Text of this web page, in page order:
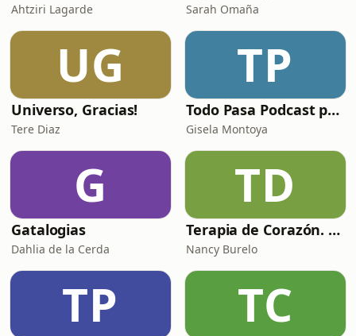
Ahtziri Lagarde Sarah Omaña
UG
Universo, Gracias!
Tere Diaz
TP
Todo Pasa Podcast por Gisela Montoya
Gisela Montoya
G
Gatalogias
Dahlia de la Cerda
TD
Terapia de Corazón. Salud mental y más.
Nancy Burelo
TP TC